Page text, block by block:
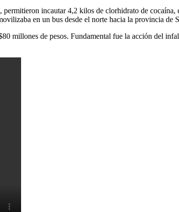
incautar 4,2 kilos de clorhidrato de
en un bus desde el norte hacia la provincia de
millones de pesos. Fundamental fue la acción del